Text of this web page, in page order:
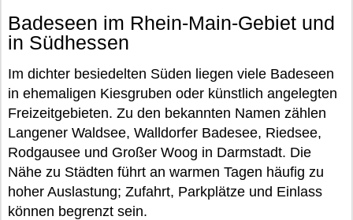
Badeseen im Rhein-Main-Gebiet und
in Südhessen
Im dichter besiedelten Süden liegen viele Badeseen
in ehemaligen Kiesgruben oder künstlich angelegten
Freizeitgebieten. Zu den bekannten Namen zählen
Langener Waldsee, Walldorfer Badesee, Riedsee,
Rodgausee und Großer Woog in Darmstadt. Die
Nähe zu Städten führt an warmen Tagen häufig zu
hoher Auslastung; Zufahrt, Parkplätze und Einlass
können begrenzt sein.